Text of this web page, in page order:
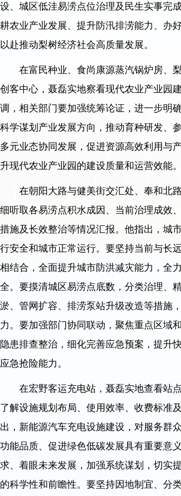
设、城区低洼易涝点位治理及民生实事完
耕农业产业发展、提升防汛排涝能力、办
以赴推动梨树经济社会高质量发展。
在富民种业、食尚康源蒸汽锅炉房、
创客中心，聂磊实地察看现代农业产业园
调，相关部门要加强统筹论证，进一步明
科学谋划产业发展方向，推动育种研发、
多元业态协同发展，促进资源高效利用与
升现代农业产业园的建设质量和运营效能。
在朝阳大路与健美街交汇处、奉和北
细听取各易涝点积水成因、当前治理成效
措施及长效整治等情况汇报。他指出，城
行安全和城市正常运行。要坚持当前与长
相结合，全面提升城市防洪减灾能力，全
全。要摸清城区易涝点底数，分类治理、
淤、管网扩容、排涝泵站升级改造等措施
力。要加强部门协同联动，聚焦重点区域
隐患排查整治，细化完善应急预案，提升
应急抢险能力。
在宏野客运充电站，聂磊实地查看站点
了解设施规划布局、使用效率、收费标准
出，新能源汽车充电设施建设，对服务群
功能品质、促进绿色低碳发展具有重要意
求、着眼未来发展，加强系统谋划，切实
的科学性和前瞻性。要坚持因地制宜、分